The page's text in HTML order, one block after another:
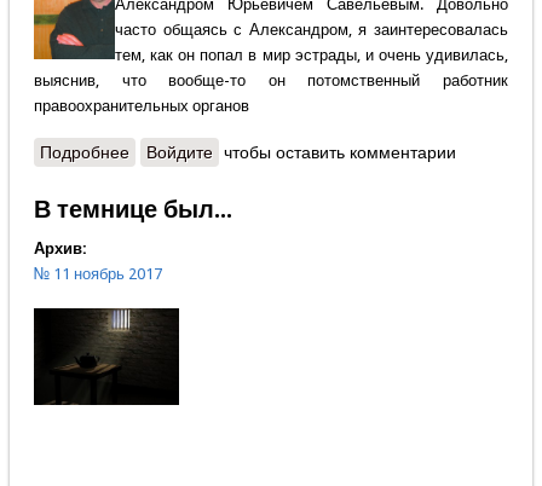
Александром Юрьевичем Савельевым. Довольно
часто общаясь с Александром, я заинтересовалась
тем, как он попал в мир эстрады, и очень удивилась,
выяснив, что вообще-то он потомственный работник
правоохранительных органов
Подробнеео Александр Савельев - Ходите главной дорогой
Войдите чтобы оставить комментарии
В темнице был...
Архив:
№ 11 ноябрь 2017